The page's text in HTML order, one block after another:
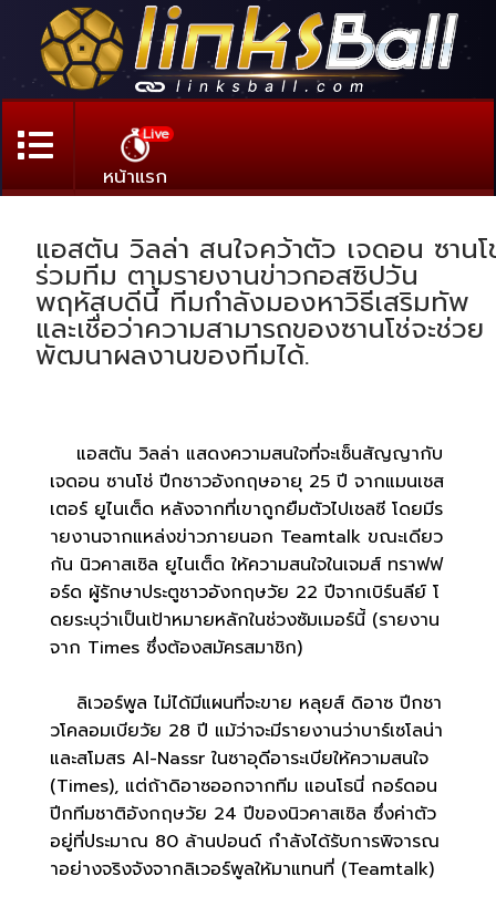
Live
หน้าแรก
แอสตัน วิลล่า สนใจคว้าตัว เจดอน ซานโ
ร่วมทีม ตามรายงานข่าวกอสซิปวัน
พฤหัสบดีนี้ ทีมกำลังมองหาวิธีเสริมทัพ
และเชื่อว่าความสามารถของซานโช่จะช่วย
พัฒนาผลงานของทีมได้.
แอสตัน วิลล่า แสดงความสนใจที่จะเซ็นสัญญากับ
เจดอน ซานโช่ ปีกชาวอังกฤษอายุ 25 ปี จากแมนเชส
เตอร์ ยูไนเต็ด หลังจากที่เขาถูกยืมตัวไปเชลซี โดยมีร
ายงานจากแหล่งข่าวภายนอก Teamtalk ขณะเดียว
กัน นิวคาสเซิล ยูไนเต็ด ให้ความสนใจในเจมส์ ทราฟฟ
อร์ด ผู้รักษาประตูชาวอังกฤษวัย 22 ปีจากเบิร์นลีย์ โ
ดยระบุว่าเป็นเป้าหมายหลักในช่วงซัมเมอร์นี้ (รายงาน
จาก Times ซึ่งต้องสมัครสมาชิก)
ลิเวอร์พูล ไม่ได้มีแผนที่จะขาย หลุยส์ ดิอาซ ปีกชา
วโคลอมเบียวัย 28 ปี แม้ว่าจะมีรายงานว่าบาร์เซโลน่า
และสโมสร Al-Nassr ในซาอุดีอาระเบียให้ความสนใจ
(Times), แต่ถ้าดิอาซออกจากทีม แอนโธนี่ กอร์ดอน
ปีกทีมชาติอังกฤษวัย 24 ปีของนิวคาสเซิล ซึ่งค่าตัว
อยู่ที่ประมาณ 80 ล้านปอนด์ กำลังได้รับการพิจารณ
าอย่างจริงจังจากลิเวอร์พูลให้มาแทนที่ (Teamtalk)